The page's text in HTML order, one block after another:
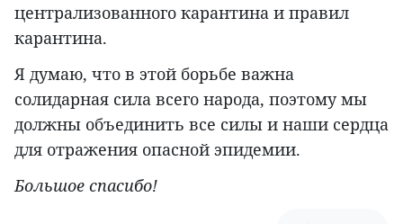
централизованного карантина и правил
карантина.
Я думаю, что в этой борьбе важна
солидарная сила всего народа, поэтому мы
должны объединить все силы и наши сердца
для отражения опасной эпидемии.
Большое спасибо!